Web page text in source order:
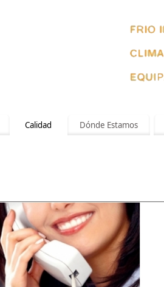
Calidad Dónde Estamos